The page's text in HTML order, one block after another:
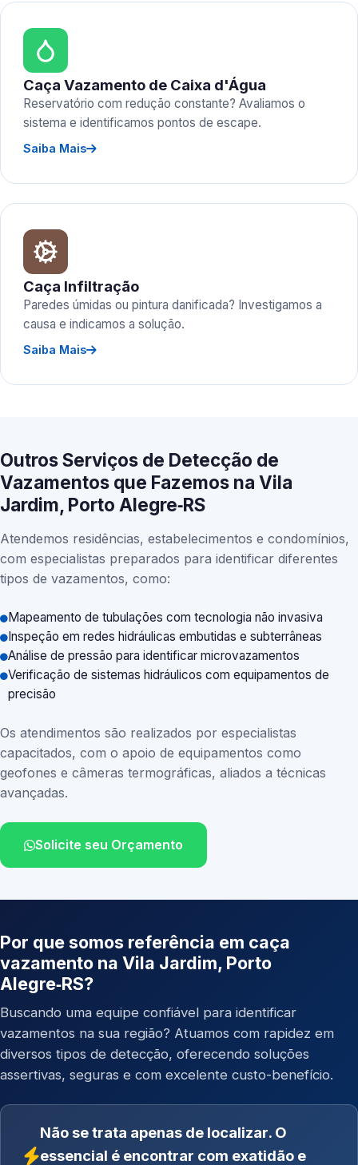
Caça Vazamento de Caixa d'Água
Reservatório com redução constante? Avaliamos o
sistema e identificamos pontos de escape.
Saiba Mais
Caça Infiltração
Paredes úmidas ou pintura danificada? Investigamos a
causa e indicamos a solução.
Saiba Mais
Outros Serviços de Detecção de
Vazamentos que Fazemos na Vila
Jardim, Porto Alegre‑RS
Atendemos residências, estabelecimentos e condomínios,
com especialistas preparados para identificar diferentes
tipos de vazamentos, como:
Mapeamento de tubulações com tecnologia não invasiva
Inspeção em redes hidráulicas embutidas e subterrâneas
Análise de pressão para identificar microvazamentos
Verificação de sistemas hidráulicos com equipamentos de
precisão
Os atendimentos são realizados por especialistas
capacitados, com o apoio de equipamentos como
geofones e câmeras termográficas, aliados a técnicas
avançadas.
Solicite seu Orçamento
Por que somos referência em caça
vazamento na Vila Jardim, Porto
Alegre‑RS?
Buscando uma equipe confiável para identificar
vazamentos na sua região? Atuamos com rapidez em
diversos tipos de detecção, oferecendo soluções
assertivas, seguras e com excelente custo-benefício.
Não se trata apenas de localizar. O
essencial é encontrar com exatidão e